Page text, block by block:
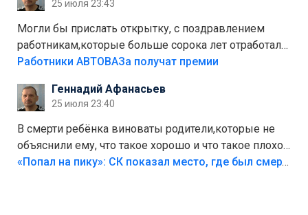
25 июля 23:43
Могли бы прислать открытку, с поздравлением
работникам,которые больше сорока лет отработали
на предприятии.
Работники АВТОВАЗа получат премии
Геннадий Афанасьев
25 июля 23:40
В смерти ребёнка виноваты родители,которые не
объяснили ему, что такое хорошо и что такое плохо!
Лезть через такой забор,верх безумия,есть же
«Попал на пику»: СК показал место, где был смертельно травмирован ребенок в Тольятти